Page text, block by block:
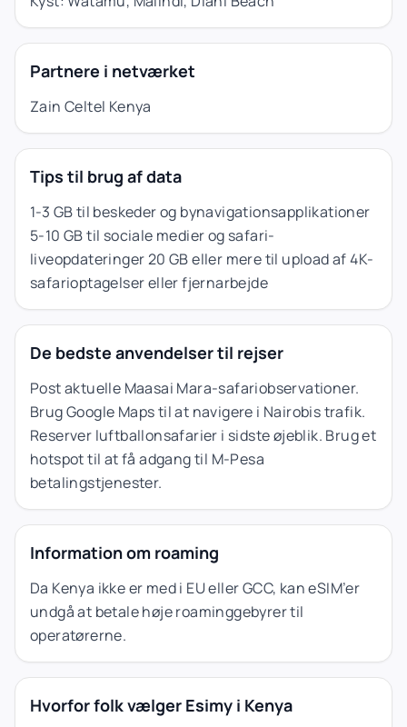
Partnere i netværket
Zain Celtel Kenya
Tips til brug af data
1-3 GB til beskeder og bynavigationsapplikationer
5-10 GB til sociale medier og safari-
liveopdateringer 20 GB eller mere til upload af 4K-
safarioptagelser eller fjernarbejde
De bedste anvendelser til rejser
Post aktuelle Maasai Mara-safariobservationer.
Brug Google Maps til at navigere i Nairobis trafik.
Reserver luftballonsafarier i sidste øjeblik. Brug et
hotspot til at få adgang til M-Pesa
betalingstjenester.
Information om roaming
Da Kenya ikke er med i EU eller GCC, kan eSIM’er
undgå at betale høje roaminggebyrer til
operatørerne.
Hvorfor folk vælger Esimy i Kenya